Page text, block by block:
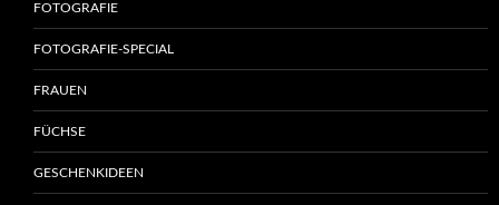
FOTOGRAFIE
FOTOGRAFIE-SPECIAL
FRAUEN
FÜCHSE
GESCHENKIDEEN